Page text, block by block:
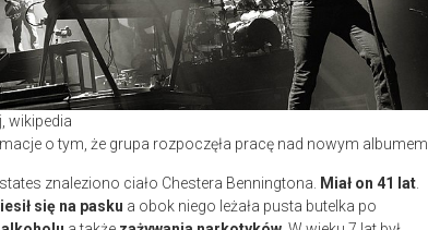
wikipedia
o tym, że grupa rozpoczęła pracę nad nowym albumem.
znaleziono ciało Chestera Benningtona. Miał on 41 lat
się na pasku a obok niego leżała pusta butelka po